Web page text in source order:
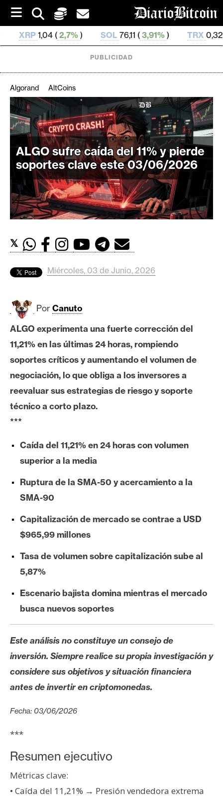
i
t
o
SOL76,11 (3,91% ) TRX 0,328 652 ( 0,47%)
C
r
i
p
t
o
M
e
r
d
s
B
t
c
o
i
h
e
e
u
I
A
A
á
l
i
s
s
N
s
d
e
PUBLICIDAD
Algorand AltCoins
ALGO sufre caída del 11% y pierde
soportes clave este 03/06/2026
𝕏
Miércoles, 03 de Junio, 2026
Por Canuto
ALGO experimenta una fuerte corrección del
11,21% en las últimas 24 horas, rompiendo
soportes críticos y aumentando el volumen de
negociación, lo que obliga a los inversores a
reevaluar sus estrategias de riesgo y soporte
técnico a corto plazo.
***
Caída del 11,21% en 24 horas con volumen
superior a la media
Ruptura de la SMA-50 y acercamiento a la
SMA-90
Capitalización de mercado se contrae a USD
$965,99 millones
Tasa de volumen sobre capitalización sube al
5,87%
Escenario bajista domina mientras el mercado
busca nuevos soportes
Este análisis no constituye un consejo de
inversión. Siempre realice su propia investigación y
considere sus objetivos y situación financiera
antes de invertir en criptomonedas.
Fecha: 03/06/2026
***
Resumen ejecutivo
Métricas clave:
• Caída del 11,21% → Presión vendedora extrema